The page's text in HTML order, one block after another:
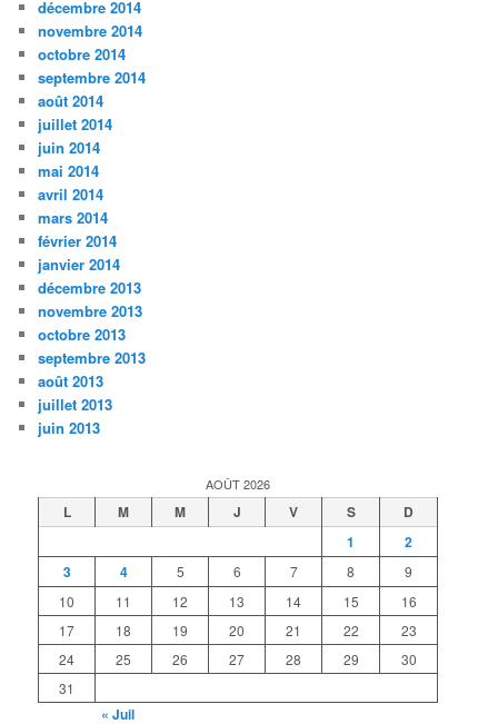
décembre 2014
novembre 2014
octobre 2014
septembre 2014
août 2014
juillet 2014
juin 2014
mai 2014
avril 2014
mars 2014
février 2014
janvier 2014
décembre 2013
novembre 2013
octobre 2013
septembre 2013
août 2013
juillet 2013
juin 2013
AOÛT 2026
L M M J V S
D
1
2
3
4 5 6 7 8
9
10
11 12 13 14 15
16
17
18 19 20 21 22
23
24
25 26 27 28 29
30
31
« Juil